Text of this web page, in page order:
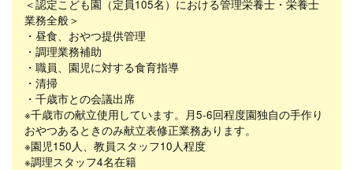
＜認定こども園（定員105名）における管理栄養士・栄養士
業務全般＞
・昼食、おやつ提供管理
・調理業務補助
・職員、園児に対する食育指導
・清掃
・千歳市との会議出席
※千歳市の献立使用しています。月5-6回程度園独自の手作り
おやつあるときのみ献立表修正業務あります。
※園児150人、教員スタッフ10人程度
※調理スタッフ4名在籍